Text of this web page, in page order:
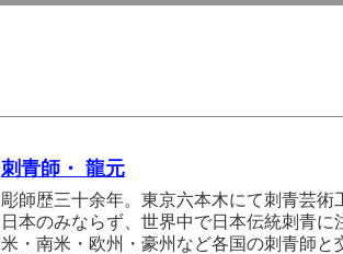
刺青師・ 龍元
彫師歴三十余年。東京六本木にて刺青芸術
日本のみならず、世界中で日本伝統刺青
米・南米・欧州・豪州など各国の刺青師と